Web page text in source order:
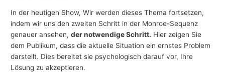
In der heutigen Show, Wir werden dieses Thema fortsetzen,
indem wir uns den zweiten Schritt in der Monroe-Sequenz
genauer ansehen,der notwendige Schritt. Hier zeigen Sie
dem Publikum, dass die aktuelle Situation ein ernstes Problem
darstellt. Dies bereitet sie psychologisch darauf vor, Ihre
Lösung zu akzeptieren.